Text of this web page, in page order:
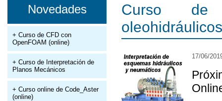
Novedades
+ Curso de CFD con
OpenFOAM (online)
+ Curso de Interpretación de
Planos Mecánicos
+ Curso online de Code_Aster
(online)
Curso de
17/06/